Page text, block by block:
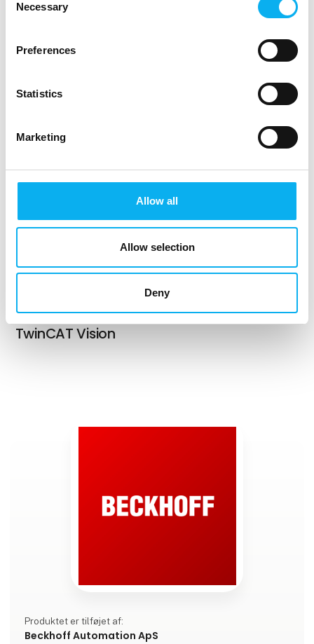
Selection
Necessary
Preferences
Statistics
Marketing
Allow all
Allow selection
Deny
XTS
AV & Media Technoligy
TwinCAT Vision
Produktet er tilføjet af:
Beckhoff Automation ApS